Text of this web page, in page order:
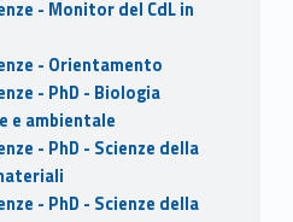
- Monitor del CdL in
- Orientamento
- PhD - Biologia
e ambientale
- PhD - Scienze della
- PhD - Scienze della